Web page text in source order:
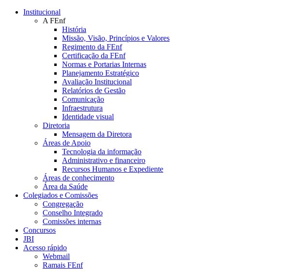
Conteúdo principal
Institucional
A FEnf
História
Missão, Visão, Princípios e Valores
Regimento da FEnf
Certificação da FEnf
Normas e Portarias Internas
Planejamento Estratégico
Avaliação Institucional
Relatórios de Gestão
Comunicação
Infraestrutura
Identidade visual
Diretoria
Mensagem da Diretora
Áreas de Apoio
Tecnologia da informação
Administrativo e financeiro
Recursos Humanos e Expediente
Áreas de conhecimento
Área da Saúde
Colegiados e Comissões
Congregação
Conselho Integrado
Comissões internas
Concursos
JBI
Acesso rápido
Webmail
Ramais FEnf